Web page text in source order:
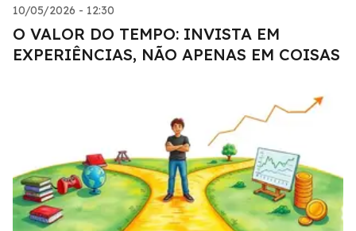
10/05/2026 - 12:30
O VALOR DO TEMPO: INVISTA EM
EXPERIÊNCIAS, NÃO APENAS EM COISAS